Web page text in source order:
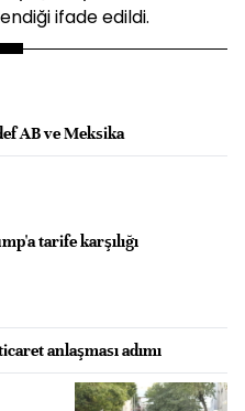
ifade edildi.
AB ve Meksika
tarife karşılığı
anlaşması adımı